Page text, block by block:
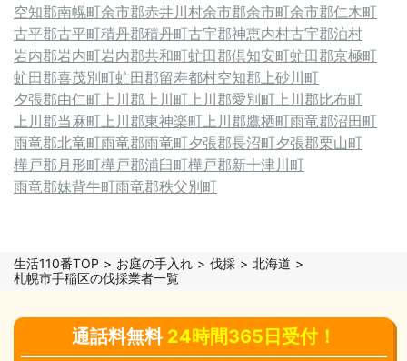
空知郡南幌町余市郡赤井川村余市郡余市町余市郡仁木町
古平郡古平町積丹郡積丹町古宇郡神恵内村古宇郡泊村
岩内郡岩内町岩内郡共和町虻田郡倶知安町虻田郡京極町
虻田郡喜茂別町虻田郡留寿都村空知郡上砂川町
夕張郡由仁町 上川郡上川町 上川郡愛別町 上川郡比布町
上川郡当麻町 上川郡東神楽町 上川郡鷹栖町雨竜郡沼田町
雨竜郡北竜町雨竜郡雨竜町夕張郡長沼町夕張郡栗山町
樺戸郡月形町樺戸郡浦臼町樺戸郡新十津川町
雨竜郡妹背牛町雨竜郡秩父別町
生活110番TOP お庭の手入れ 伐採
北海道
札幌市手稲区の伐採業者一覧
通話料無料 24時間365日受付！